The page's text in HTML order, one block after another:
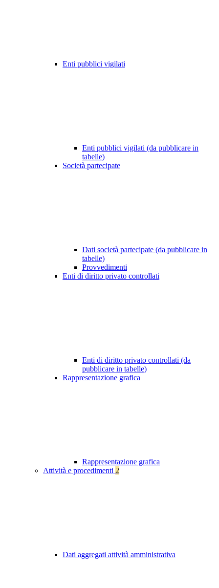
Enti pubblici vigilati
Enti pubblici vigilati (da pubblicare in
tabelle)
Società partecipate
Dati società partecipate (da pubblicare in
tabelle)
Provvedimenti
Enti di diritto privato controllati
Enti di diritto privato controllati (da
pubblicare in tabelle)
Rappresentazione grafica
Rappresentazione grafica
Attività e procedimenti 2
Dati aggregati attività amministrativa